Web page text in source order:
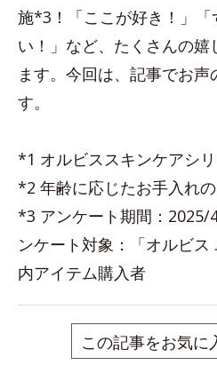
施*3！「ここが好き！」「
い！」など、たくさんの
ます。今回は、記事でお声
す。
*1 オルビススキンケアシ
*2 年齢に応じたお手入れの
*3 アンケート期間：
ンケート対象：「オルビ
内アイテム購入者
この記事をお気に